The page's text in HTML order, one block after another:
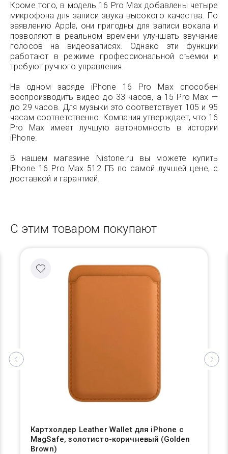
Кроме того, в модель 16 Pro Max добавлены четыре
микрофона для записи звука высокого качества. По
заявлению Apple, они пригодны для записи вокала и
позволяют в реальном времени улучшать звучание
голосов на видеозаписях. Однако эти функции
работают в режиме профессиональной съемки и
требуют ручного управления.
На одном заряде iPhone 16 Pro Max способен
воспроизводить видео до 33 часов, а 15 Pro Max —
до 29 часов. Для музыки это соответствует 105 и 95
часам соответственно. Компания утверждает, что 16
Pro Max имеет лучшую автономность в истории
iPhone.
В нашем магазине Nistone.ru вы можете купить
iPhone 16 Pro Max 512 ГБ по самой лучшей цене, с
доставкой и гарантией.
С этим товаром покупают
Картхолдер Leather Wallet для iPhone с
MagSafe, золотисто-коричневый (Golden
Brown)